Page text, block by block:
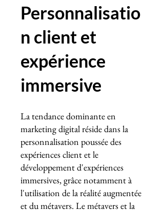
Personnalisatio
n client et
expérience
immersive
La tendance dominante en
marketing digital réside dans la
personnalisation poussée des
expériences client et le
développement d'expériences
immersives, grâce notamment à
l'utilisation de la réalité augmentée
et du métavers. Le métavers et la